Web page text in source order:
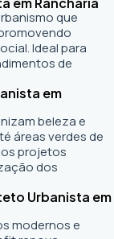
que
Ideal para
de
em
beleza e
áreas verdes de
projetos
dos
Urbanista em
modernos e